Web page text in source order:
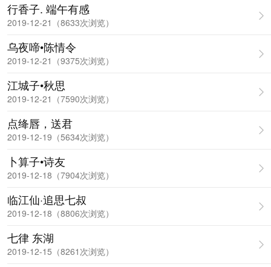
行香子. 端午有感
2019-12-21（8633次浏览）
乌夜啼•陈情令
2019-12-21（9375次浏览）
江城子•秋思
2019-12-21（7590次浏览）
点绛唇，送君
2019-12-19（5634次浏览）
卜算子•诗友
2019-12-18（7904次浏览）
临江仙·追思七叔
2019-12-18（8806次浏览）
七律 东湖
2019-12-15（8261次浏览）